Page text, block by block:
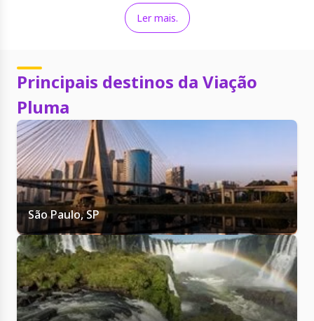
Ler mais.
Principais destinos da Viação
Pluma
São Paulo, SP